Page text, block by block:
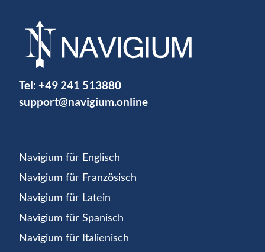
Tel: +49 241 513880
support@navigium.online
Navigium für Englisch
Navigium für Französisch
Navigium für Latein
Navigium für Spanisch
Navigium für Italienisch